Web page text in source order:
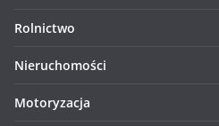
Rolnictwo
Nieruchomości
Motoryzacja